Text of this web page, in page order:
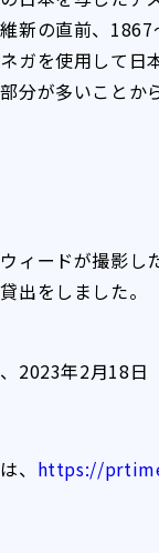
新の直前、
ガを使用して日
分が多いことか
ィードが撮影し
出をしました。
2023年2月18日
、 https://